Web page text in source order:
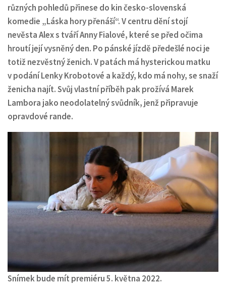
různých pohledů přinese do kin česko-slovenská
komedie „Láska hory přenáší“. V centru dění stojí
nevěsta Alex s tváří Anny Fialové, které se před očima
hroutí její vysněný den. Po pánské jízdě předešlé noci je
totiž nezvěstný ženich. V patách má hysterickou matku
v podání Lenky Krobotové a každý, kdo má nohy, se snaží
ženicha najít. Svůj vlastní příběh pak prožívá Marek
Lambora jako neodolatelný svůdník, jenž připravuje
opravdové rande.
Snímek bude mít premiéru 5. května 2022.